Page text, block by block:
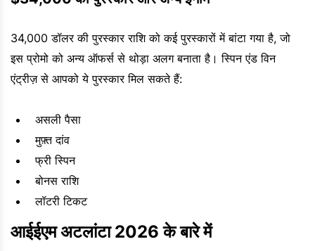
34,000 डॉलर की पुरस्कार राशि को कई पुरस्कारों में बांटा गया है, जो
इस प्रोमो को अन्य ऑफर्स से थोड़ा अलग बनाता है। स्पिन एंड विन
एंट्रीज़ से आपको ये पुरस्कार मिल सकते हैं:
असली पैसा
मुफ़्त दांव
फ्री स्पिन
बोनस राशि
लॉटरी टिकट
आईईएम अटलांटा 2026 के बारे में